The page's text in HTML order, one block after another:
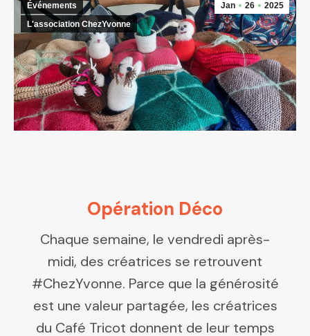
Jan 26 2025
Événements
L'association ChezYvonne
Opération Déco
Chaque semaine, le vendredi après-
midi, des créatrices se retrouvent
#ChezYvonne. Parce que la générosité
est une valeur partagée, les créatrices
du Café Tricot donnent de leur temps